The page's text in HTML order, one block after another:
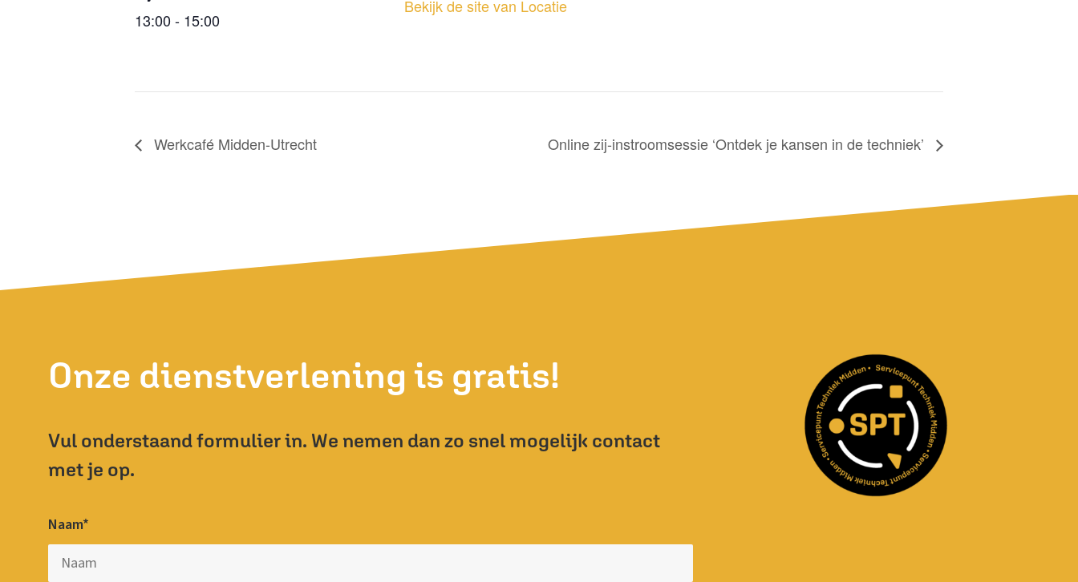
13:00 - 15:00
Bekijk de site van Locatie
Werkcafé Midden-Utrecht Online zij-instroomsessie ‘Ontdek je kansen in de techniek’
Onze dienstverlening is gratis!
Vul onderstaand formulier in. We nemen dan zo snel mogelijk contact
met je op.
Naam*